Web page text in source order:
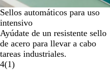
Sellos automáticos para uso
intensivo
Ayúdate de un resistente sello
de acero para llevar a cabo
tareas industriales.
4(1)